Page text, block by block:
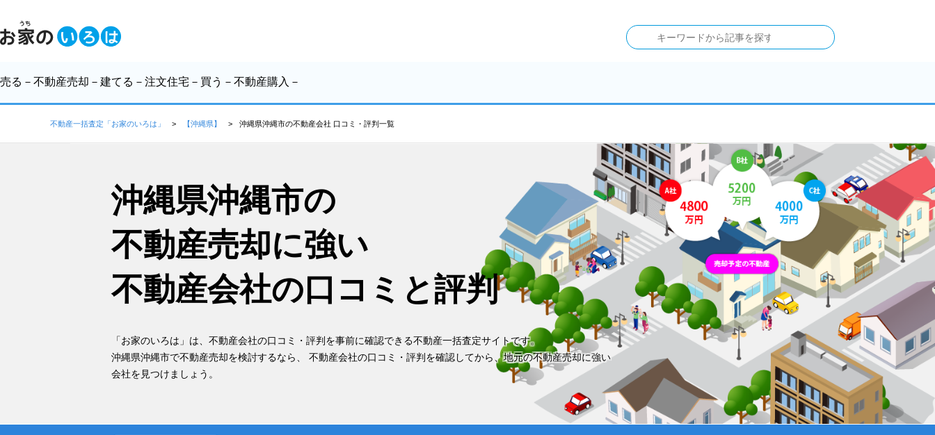
売る －不動産売却－ 建てる －注文住宅－ 買う －不動産購入－
不動産一括査定「お家のいろは」 【沖縄県】 沖縄県沖縄市の不動産会社 口コミ・評判一覧
沖縄県沖縄市の
不動産売却に強い
不動産会社の口コミと評判
「お家のいろは」は、不動産会社の口コミ・評判を事前に確認できる不動産一括査定サイトです。
沖縄県沖縄市で不動産売却を検討するなら、 不動産会社の口コミ・評判を確認してから、地元の不動産売却に強い
会社を見つけましょう。